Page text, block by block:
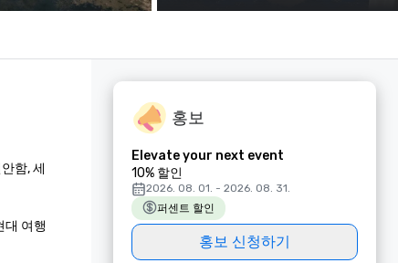
함, 세
대 여행
홍보
Elevate your next event
10% 할인
2026. 08. 01. - 2026. 08. 31.
퍼센트 할인
홍보 신청하기